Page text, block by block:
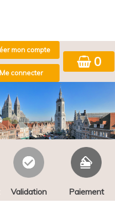
0
Validation Paiement